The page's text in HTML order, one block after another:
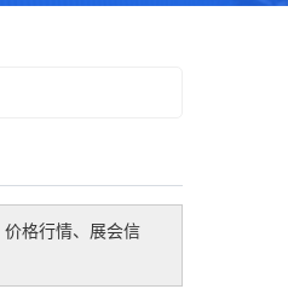
格行情、展会信